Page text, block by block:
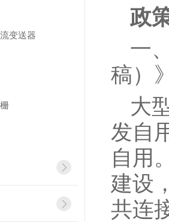
变送器
政
一
稿）
大
发自
自用
建设
共连